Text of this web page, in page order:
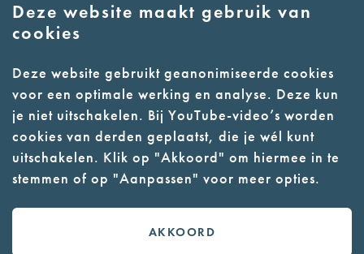
Deze website maakt gebruik van
cookies
Deze website gebruikt geanonimiseerde cookies
voor een optimale werking en analyse. Deze kun
je niet uitschakelen. Bij YouTube-video’s worden
cookies van derden geplaatst, die je wél kunt
uitschakelen. Klik op "Akkoord" om hiermee in te
stemmen of op "Aanpassen" voor meer opties.
AKKOORD
E:info@nmkampvught.nl
- Parkeer in de vakken of in de
parkeergarage (begane grond)
- Alleen geleidehonden
toegestaan